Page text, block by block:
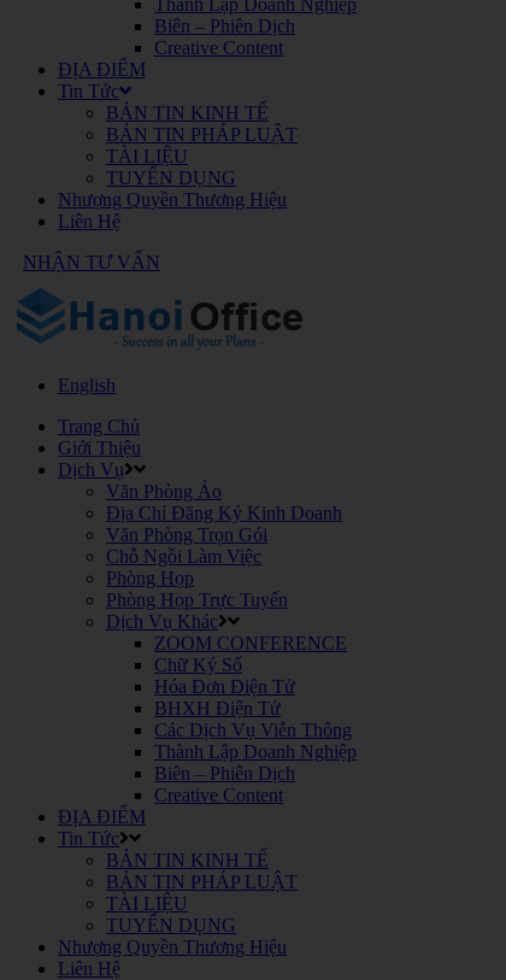
Thành Lập Doanh Nghiệp
Biên – Phiên Dịch
Creative Content
ĐỊA ĐIỂM
Tin Tức
BẢN TIN KINH TẾ
BẢN TIN PHÁP LUẬT
TÀI LIỆU
TUYỂN DỤNG
Nhượng Quyền Thương Hiệu
Liên Hệ
NHẬN TƯ VẤN
English
Trang Chủ
Giới Thiệu
Dịch Vụ
Văn Phòng Ảo
Địa Chỉ Đăng Ký Kinh Doanh
Văn Phòng Trọn Gói
Chỗ Ngồi Làm Việc
Phòng Họp
Phòng Họp Trực Tuyến
Dịch Vụ Khác
ZOOM CONFERENCE
Chữ Ký Số
Hóa Đơn Điện Tử
BHXH Điện Tử
Các Dịch Vụ Viễn Thông
Thành Lập Doanh Nghiệp
Biên – Phiên Dịch
Creative Content
ĐỊA ĐIỂM
Tin Tức
BẢN TIN KINH TẾ
BẢN TIN PHÁP LUẬT
TÀI LIỆU
TUYỂN DỤNG
Nhượng Quyền Thương Hiệu
Liên Hệ